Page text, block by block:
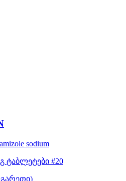
sodium
ტაბლეტები #20